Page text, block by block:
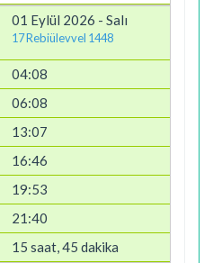
01 Eylül 2026 - Salı
17 Rebiülevvel 1448
04:08
06:08
13:07
16:46
19:53
21:40
15 saat, 45 dakika